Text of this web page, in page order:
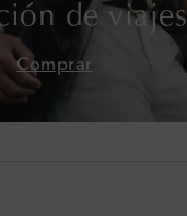
de viajes
Comprar
Bulgaria
Bután